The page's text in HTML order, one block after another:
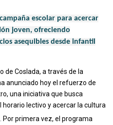
escolar para acercar
joven, ofreciendo
asequibles desde infantil
de Coslada, a través de la
anunciado hoy el refuerzo de
una iniciativa que busca
lectivo y acercar la cultura
Por primera vez, el programa